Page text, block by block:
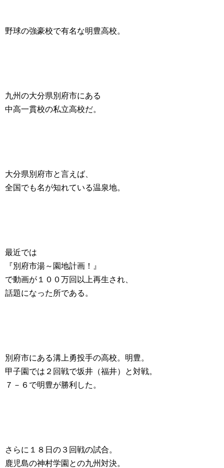
野球の強豪校で有名な明豊高校。
九州の大分県別府市にある
中高一貫校の私立高校だ。
大分県別府市と言えば、
全国でも名が知れている温泉地。
最近では
『別府市湯～園地計画！』
で動画が１００万回以上再生され、
話題になった所である。
別府市にある溝上勇投手の高校。明豊。
甲子園では２回戦で坂井（福井）と対戦。
７－６で明豊が勝利した。
さらに１８日の３回戦の試合。
鹿児島の神村学園との九州対決。